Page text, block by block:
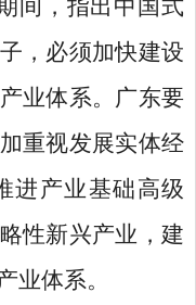
间，指出中国式
，必须加快建设
业体系。广东要
重视发展实体经
进产业基础高级
性新兴产业，建
业体系。